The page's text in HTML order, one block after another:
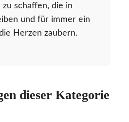
zu schaffen, die in
und für immer ein
Herzen zaubern.
dieser Kategorie